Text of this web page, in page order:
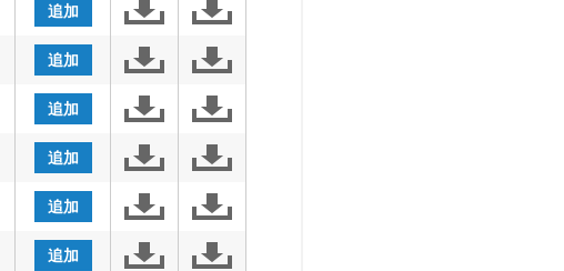
追加
追加
追加
追加
追加
追加